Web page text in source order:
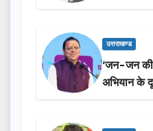
करेगी
उत्तराखण्ड
‘जन-जन की
अभियान के
लोगों की